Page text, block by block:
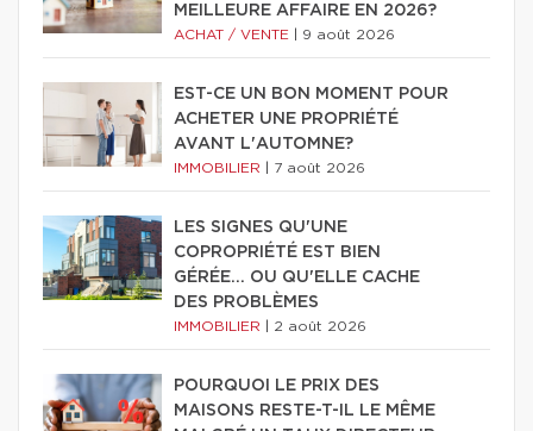
MEILLEURE AFFAIRE EN 2026?
ACHAT / VENTE 9 août 2026
EST-CE UN BON MOMENT POUR
ACHETER UNE PROPRIÉTÉ
AVANT L'AUTOMNE?
IMMOBILIER 7 août 2026
LES SIGNES QU'UNE
COPROPRIÉTÉ EST BIEN
GÉRÉE… OU QU'ELLE CACHE
DES PROBLÈMES
IMMOBILIER 2 août 2026
POURQUOI LE PRIX DES
MAISONS RESTE-T-IL LE MÊME